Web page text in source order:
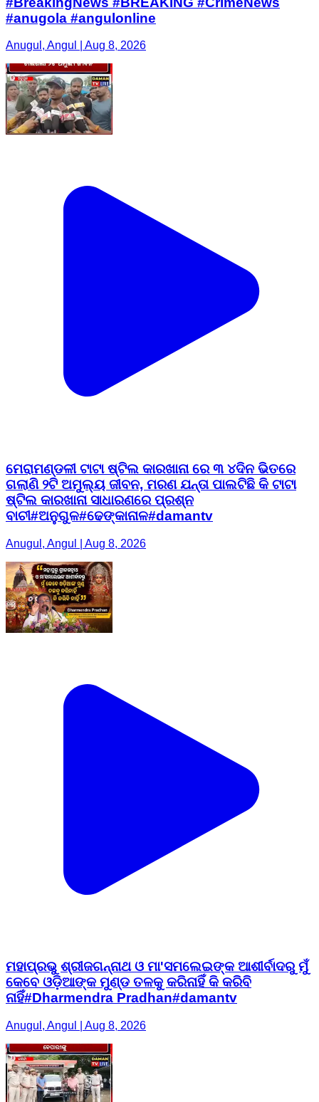
#anugola #angulonline
Anugul, Angul | Aug 8, 2026
ମେରାମଣ୍ଡଳୀ ଟାଟା ଷ୍ଟିଲ କାରଖାନା ରେ ୩ ୪ଦିନ ଭିତରେ
ଗଲାଣି ୨ଟି ଅମୁଲ୍ୟ ଜୀବନ, ମରଣ ଯନ୍ତା ପାଲଟିଛି କି ଟାଟା
ଷ୍ଟିଲ କାରଖାନା ସାଧାରଣରେ ପ୍ରଶ୍ନ
ବାଚୀ#ଅନୁଗୁଳ#ଢେଙ୍କାନାଳ#damantv
Anugul, Angul | Aug 8, 2026
ମହାପ୍ରଭୁ ଶ୍ରୀଜଗନ୍ନାଥ ଓ ମା'ସମଲେଇଙ୍କ ଆଶୀର୍ବାଦରୁ ମୁଁ
କେବେ ଓଡ଼ିଆଙ୍କ ମୁଣ୍ଡ ତଳକୁ କରିନାହିଁ କି କରିବି
ନାହିଁ#Dharmendra Pradhan#damantv
Anugul, Angul | Aug 8, 2026